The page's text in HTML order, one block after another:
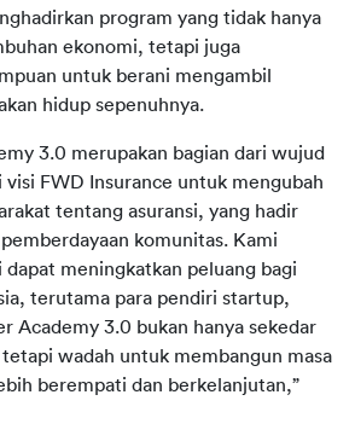
program yang tidak hanya
ekonomi, tetapi juga
untuk berani mengambil
3.0 merupakan bagian dari wujud
FWD Insurance untuk mengubah
tentang asuransi, yang hadir
komunitas. Kami
dapat meningkatkan peluang bagi
terutama para pendiri startup,
Academy 3.0 bukan hanya sekedar
wadah untuk membangun masa
berempati dan berkelanjutan,”